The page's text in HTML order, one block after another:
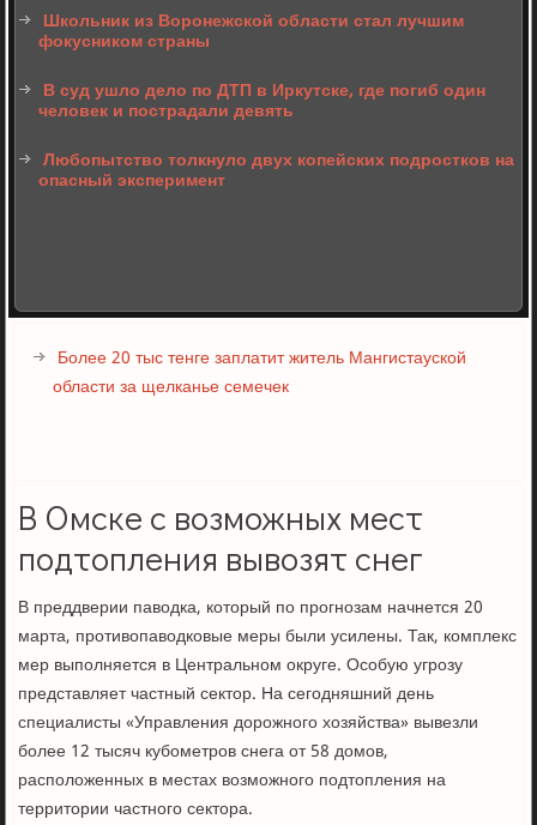
Школьник из Воронежской области стал лучшим
фокусником страны
В суд ушло дело по ДТП в Иркутске, где погиб один
человек и пострадали девять
Любопытство толкнуло двух копейских подростков на
опасный эксперимент
Более 20 тыс тенге заплатит житель Мангистауской
области за щелканье семечек
В Омске с возможных мест
подтопления вывозят снег
В преддверии паводка, который по прогнозам начнется 20
марта, противопаводковые меры были усилены. Так, комплекс
мер выполняется в Центральном округе. Особую угрозу
представляет частный сектор. На сегодняшний день
специалисты «Управления дорожного хозяйства» вывезли
более 12 тысяч кубометров снега от 58 домов,
расположенных в местах возможного подтопления на
территории частного сектора.